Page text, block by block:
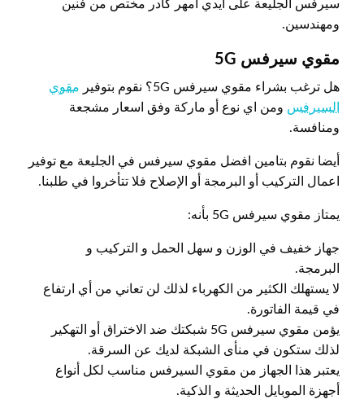
سيرفس الجليعة على ايدي أمهر كادر مختص من فنين
ومهندسين.
مقوي سيرفس 5 G
هل ترغب بشراء مقوي سيرفس 5G؟ نقوم بتوفير
مقوي
السيرفس ومن اي نوع أو ماركة وفق اسعار مشجعة
ومنافسة.
أيضا نقوم بتامين افضل مقوي سيرفس في الجليعة مع توفير
اعمال التركيب أو البرمجة أو الإصلاح فلا تتأخروا في طلبنا.
يمتاز مقوي سيرفس 5G بأنه:
جهاز خفيف في الوزن و سهل الحمل و التركيب و
البرمجة.
لا يستهلك الكثير من الكهرباء لذلك لن تعاني من أي ارتفاع
في قيمة الفاتورة.
يؤمن مقوي سيرفس 5G شبكتك ضد الاختراق أو التهكير
لذلك ستكون في منأى الشبكة لديك عن السرقة.
يعتبر هذا الجهاز من مقوي السيرفس مناسب لكل أنواع
أجهزة الموبايل الحديثة و الذكية.